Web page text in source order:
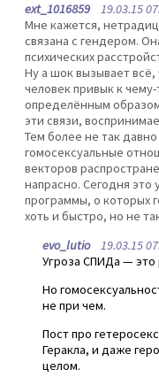
ext_1016859 19.03.15
Мне кажется,
связана с гендером.
психических
Ну а шок вызывает всё,
человек привык к
определённым
эти связи,
Тем более не так
гомосексуальные
векторов
напрасно. Сегодня это
программы, о которых
хоть и быстро, но не
evo_lutio19.03.15
Угроза СПИДа — это
Но
не при чем.
Пост про
Геракла, и даже
целом.